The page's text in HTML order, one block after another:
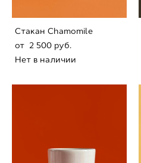
Стaкан Сhamomile
от 2 500 pуб.
Нет в наличии